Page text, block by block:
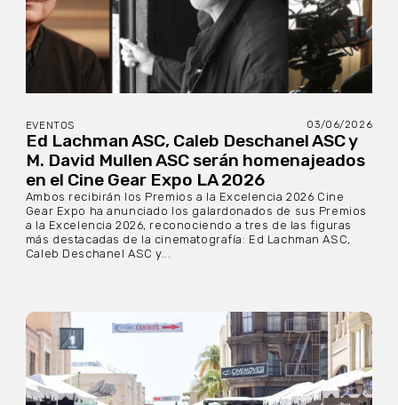
EVENTOS 03/06/2026
Ed Lachman ASC, Caleb Deschanel ASC y
M. David Mullen ASC serán homenajeados
en el Cine Gear Expo LA 2026
Ambos recibirán los Premios a la Excelencia 2026 Cine
Gear Expo ha anunciado los galardonados de sus Premios
a la Excelencia 2026, reconociendo a tres de las figuras
más destacadas de la cinematografía: Ed Lachman ASC,
Caleb Deschanel ASC y...